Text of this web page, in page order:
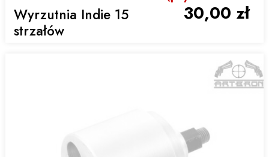
Wyrzutnia Indie 15
strzałów
30,00 zł